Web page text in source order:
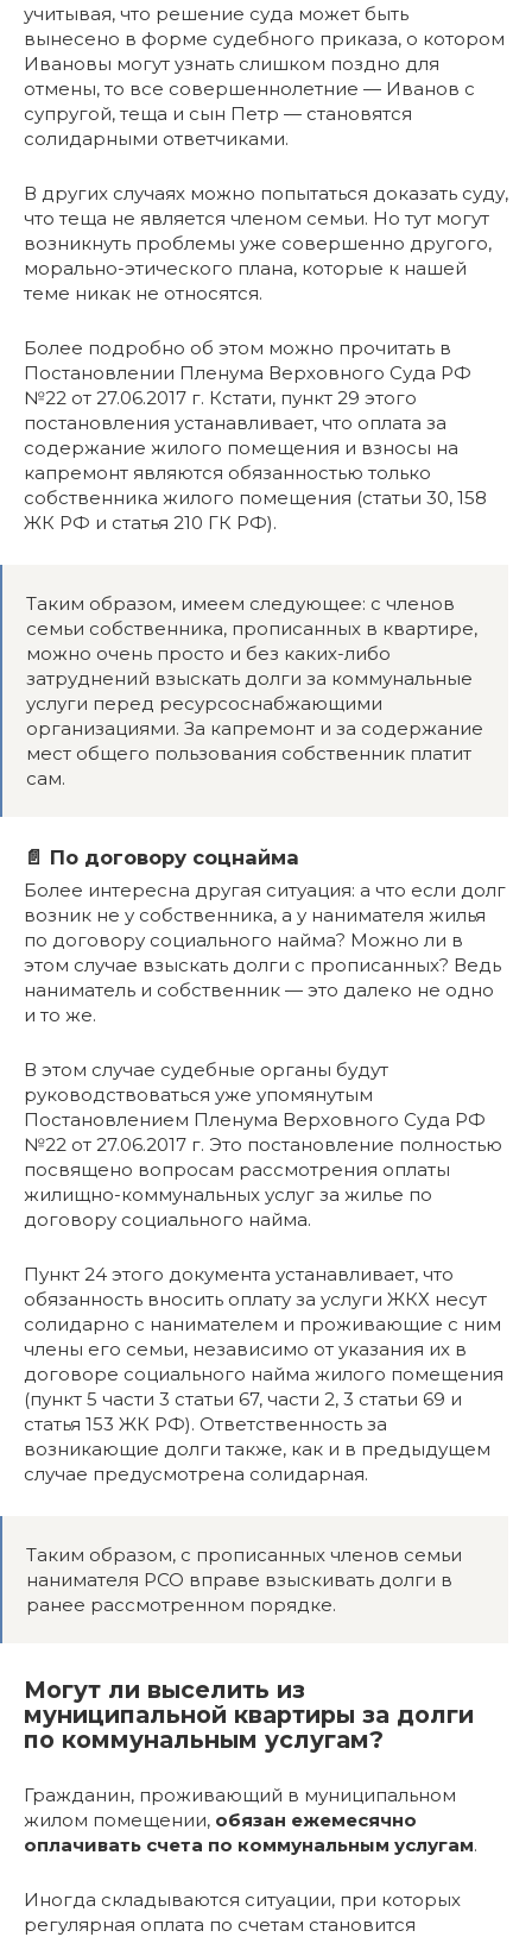
учитывая, что решение суда может быть
вынесено в форме судебного приказа, о котором
Ивановы могут узнать слишком поздно для
отмены, то все совершеннолетние — Иванов с
супругой, теща и сын Петр — становятся
солидарными ответчиками.
В других случаях можно попытаться доказать суду,
что теща не является членом семьи. Но тут могут
возникнуть проблемы уже совершенно другого,
морально-этического плана, которые к нашей
теме никак не относятся.
Более подробно об этом можно прочитать в
Постановлении Пленума Верховного Суда РФ
№22 от 27.06.2017 г. Кстати, пункт 29 этого
постановления устанавливает, что оплата за
содержание жилого помещения и взносы на
капремонт являются обязанностью только
собственника жилого помещения (статьи 30, 158
ЖК РФ и статья 210 ГК РФ).
Таким образом, имеем следующее: с членов
семьи собственника, прописанных в квартире,
можно очень просто и без каких-либо
затруднений взыскать долги за коммунальные
услуги перед ресурсоснабжающими
организациями. За капремонт и за содержание
мест общего пользования собственник платит
сам.
📄 По договору соцнайма
Более интересна другая ситуация: а что если долг
возник не у собственника, а у нанимателя жилья
по договору социального найма? Можно ли в
этом случае взыскать долги с прописанных? Ведь
наниматель и собственник — это далеко не одно
и то же.
В этом случае судебные органы будут
руководствоваться уже упомянутым
Постановлением Пленума Верховного Суда РФ
№22 от 27.06.2017 г. Это постановление полностью
посвящено вопросам рассмотрения оплаты
жилищно-коммунальных услуг за жилье по
договору социального найма.
Пункт 24 этого документа устанавливает, что
обязанность вносить оплату за услуги ЖКХ несут
солидарно с нанимателем и проживающие с ним
члены его семьи, независимо от указания их в
договоре социального найма жилого помещения
(пункт 5 части 3 статьи 67, части 2, 3 статьи 69 и
статья 153 ЖК РФ). Ответственность за
возникающие долги также, как и в предыдущем
случае предусмотрена солидарная.
Таким образом, с прописанных членов семьи
нанимателя РСО вправе взыскивать долги в
ранее рассмотренном порядке.
Могут ли выселить из
муниципальной квартиры за долги
по коммунальным услугам?
Гражданин, проживающий в муниципальном
жилом помещении, обязан ежемесячно
оплачивать счета по коммунальным услугам.
Иногда складываются ситуации, при которых
регулярная оплата по счетам становится